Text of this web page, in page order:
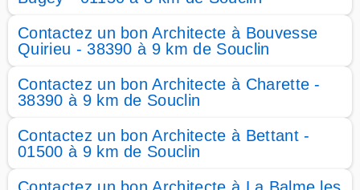
Contactez un bon Architecte à Bouvesse
Quirieu - 38390 à 9 km de Souclin
Contactez un bon Architecte à Charette -
38390 à 9 km de Souclin
Contactez un bon Architecte à Bettant -
01500 à 9 km de Souclin